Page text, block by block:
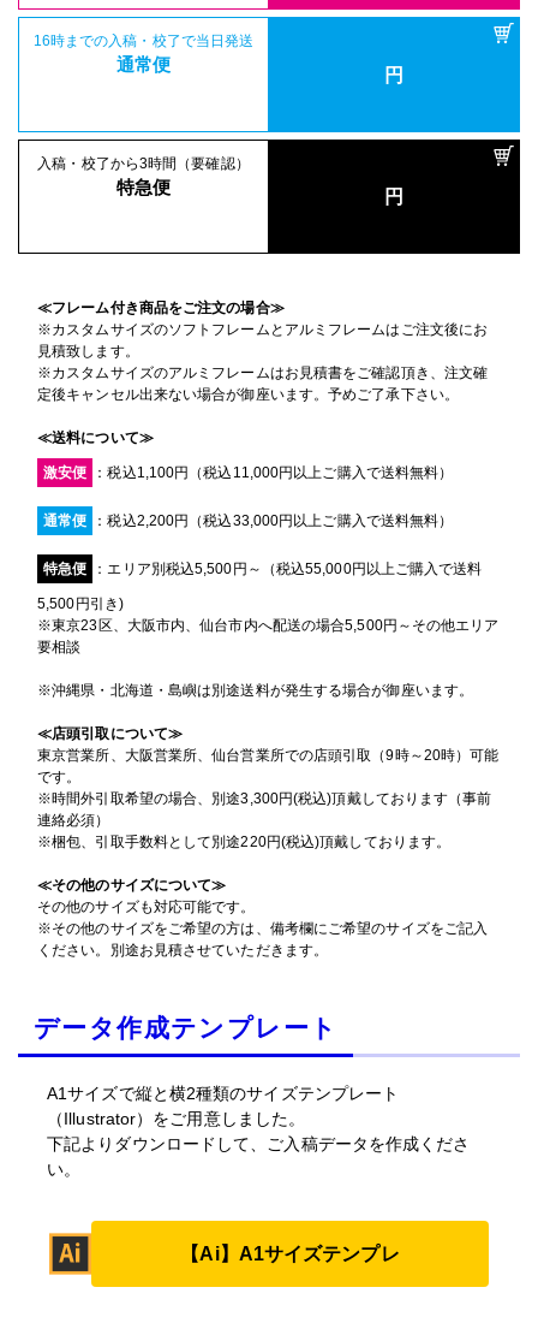
16時までの入稿・校了で当日発送
通常便 円
入稿・校了から3時間（要確認）
特急便 円
≪フレーム付き商品をご注文の場合≫
※カスタムサイズのソフトフレームとアルミフレームはご注文後にお
見積致します。
※カスタムサイズのアルミフレームはお見積書をご確認頂き、注文確
定後キャンセル出来ない場合が御座います。予めご了承下さい。
≪送料について≫
激安便 ：税込1,100円（税込11,000円以上ご購入で送料無料）
通常便 ：税込2,200円（税込33,000円以上ご購入で送料無料）
特急便 ：エリア別税込5,500円～（税込55,000円以上ご購入で送料
5,500円引き)
※東京23区、大阪市内、仙台市内へ配送の場合5,500円～その他エリア
要相談
※沖縄県・北海道・島嶼は別途送料が発生する場合が御座います。
≪店頭引取について≫
東京営業所、大阪営業所、仙台営業所での店頭引取（9時～20時）可能
です。
※時間外引取希望の場合、別途3,300円(税込)頂戴しております（事前
連絡必須）
※梱包、引取手数料として別途220円(税込)頂戴しております。
≪その他のサイズについて≫
その他のサイズも対応可能です。
※その他のサイズをご希望の方は、備考欄にご希望のサイズをご記入
ください。別途お見積させていただきます。
データ作成テンプレート
A1サイズで縦と横2種類のサイズテンプレート
（Illustrator）をご用意しました。
下記よりダウンロードして、ご入稿データを作成くださ
い。
【Ai】A1サイズテンプレ